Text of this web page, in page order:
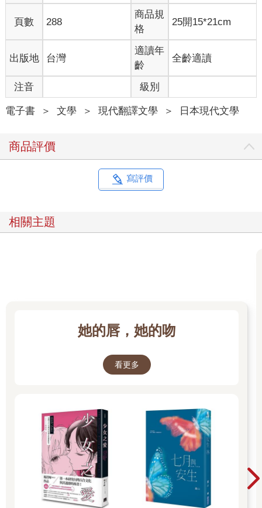
──看起來這裡是個經濟滿寬裕的地區呢。
祥子輕輕吁了口氣點頭。
然而，或許是因為有太多商店和餐廳了，反而令人眼花撩亂，一
回神，才發現自己已經走到車站前的圓環了。眼前是小巧的車站
──是該進去車站看看呢，還是該返回那個拱廊商店街呢……
嗯──
讓人猶豫得忍不住出聲沉吟呢。
是。
犬森祥子在挑選午餐的店家時有個明確的標準。
就是那間店適不適合喝酒。
對從事夜班工作的她來說，午餐是一天的最後一餐。她幾乎不吃
之後再回家睡覺。
不是很清楚，不過隱約可見有吧檯座位。
──吃肉是不錯，但不知道有沒有酒……
APP對美食地圖小說的主角或是愛吃的美食通來說或許很失職，
但對祥子而言這可是重要的一餐飯一杯酒。因為不是美食通，所
以不依賴直覺，而是使用文明的利器。
──這樣啊，晚上會轉變成居酒屋風格。這樣的話就算是中午至少
也會有啤酒吧。
雖然不是很確定午餐時段是否提供酒精飲料，不過就這樣吧，祥
子推開門走進店內。
頁數 288
商品規
格
25開15*21cm
出版地 台灣
適讀年
齡
全齡適讀
注音 級別
電子書 ＞ 文學 ＞ 現代翻譯文學 ＞ 日本現代文學
商品評價
寫評價
相關主題
她的唇，她的吻
看更多